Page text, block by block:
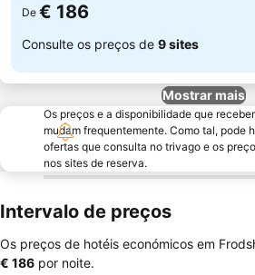
De € 186
Consulte os preços de 9 sites
Mostrar mais
Os preços e a disponibilidade que
mudam frequentemente. Como tal, pode
ofertas que consulta no trivago e os
nos sites de reserva.
Intervalo de preços
Os preços de hotéis económicos em
‎€ 186 por noite.